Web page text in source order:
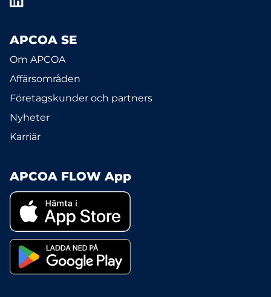
APCOA SE
Om APCOA
Affärsområden
Företagskunder och partners
Nyheter
Karriär
APCOA FLOW App